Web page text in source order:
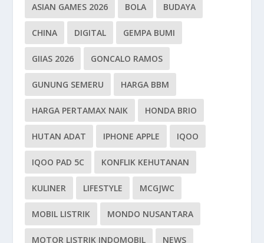
ASIAN GAMES 2026 BOLA BUDAYA
CHINA DIGITAL GEMPA BUMI
GIIAS 2026 GONCALO RAMOS
GUNUNG SEMERU HARGA BBM
HARGA PERTAMAX NAIK HONDA BRIO
HUTAN ADAT IPHONE APPLE IQOO
IQOO PAD 5C KONFLIK KEHUTANAN
KULINER LIFESTYLE MCGJWC
MOBIL LISTRIK MONDO NUSANTARA
MOTOR LISTRIK INDOMOBIL NEWS